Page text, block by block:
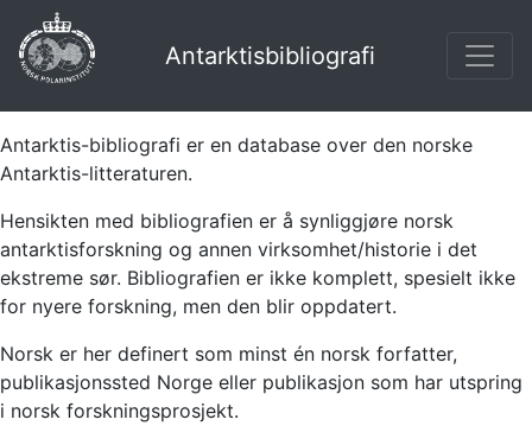
Antarktisbibliografi
Antarktis-bibliografi er en database over den norske
Antarktis-litteraturen.
Hensikten med bibliografien er å synliggjøre norsk
antarktisforskning og annen virksomhet/historie i det
ekstreme sør. Bibliografien er ikke komplett, spesielt ikke
for nyere forskning, men den blir oppdatert.
Norsk er her definert som minst én norsk forfatter,
publikasjonssted Norge eller publikasjon som har utspring
i norsk forskningsprosjekt.